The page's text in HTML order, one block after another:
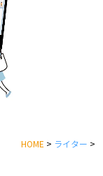
HOME > ライター >